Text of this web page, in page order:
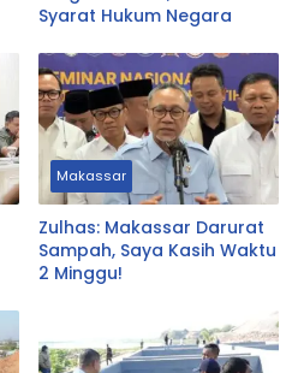
Syarat Hukum Negara
Makassar
Zulhas: Makassar Darurat
Sampah, Saya Kasih Waktu
2 Minggu!